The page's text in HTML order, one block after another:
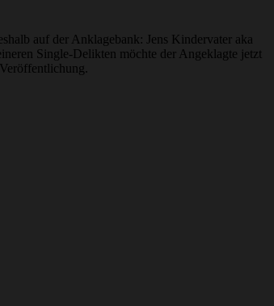
auf der Anklagebank: Jens Kindervater aka
Single-Delikten möchte der Angeklagte jetzt